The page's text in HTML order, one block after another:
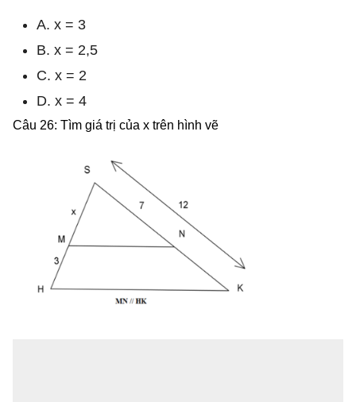
A. x = 3
B. x = 2,5
C. x = 2
D. x = 4
Câu 26: Tìm giá trị của x trên hình vẽ